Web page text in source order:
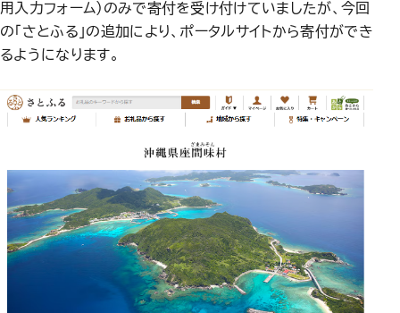
用入力フォーム）のみで寄付を受け付けていましたが、今回
の「さとふる」の追加により、ポータルサイトから寄付ができ
るようになります。